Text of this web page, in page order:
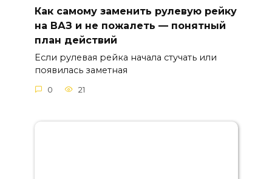
Как самому заменить рулевую рейку
на ВАЗ и не пожалеть — понятный
план действий
Если рулевая рейка начала стучать или
появилась заметная
0 21